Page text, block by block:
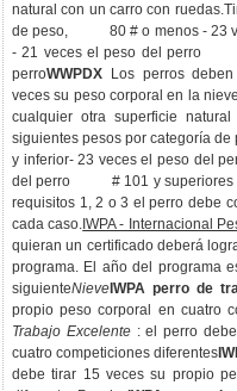
natural con un carro con
de peso, 80 # o menos - 23
- 21 veces el peso del perro
perroWWPDX Los perros
veces su peso corporal en la
cualquier otra superficie
siguientes pesos por categoría
y inferior- 23 veces el peso
del perro # 101 y superiores -
requisitos 1, 2 o 3 el perro debe
cada caso. IWPA - Internacional
quieran un certificado deberá
programa. El año del programa
siguienteNieve IWPA perro de
propio peso corporal en cuatro
Trabajo Excelente: el perro debe
cuatro competiciones diferentes
debe tirar 15 veces su propio